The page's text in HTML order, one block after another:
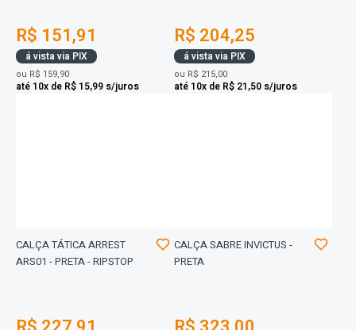
R$ 151,91
á vista via PIX
ou R$ 159,90
até 10x de R$ 15,99 s/juros
R$ 204,25
á vista via PIX
ou R$ 215,00
até 10x de R$ 21,50 s/juros
CALÇA TÁTICA ARREST
ARS01 - PRETA - RIPSTOP
CALÇA SABRE INVICTUS -
PRETA